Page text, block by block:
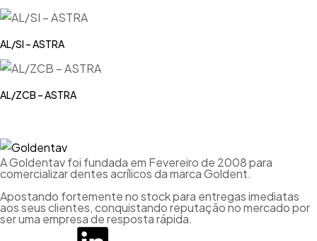
AL/SI – ASTRA
AL/ZCB – ASTRA
A Goldentav foi fundada em Fevereiro de 2008 para
comercializar dentes acrílicos da marca Goldent.
Apostando fortemente no stock para entregas imediatas
aos seus clientes, conquistando reputação no mercado por
ser uma empresa de resposta rápida.